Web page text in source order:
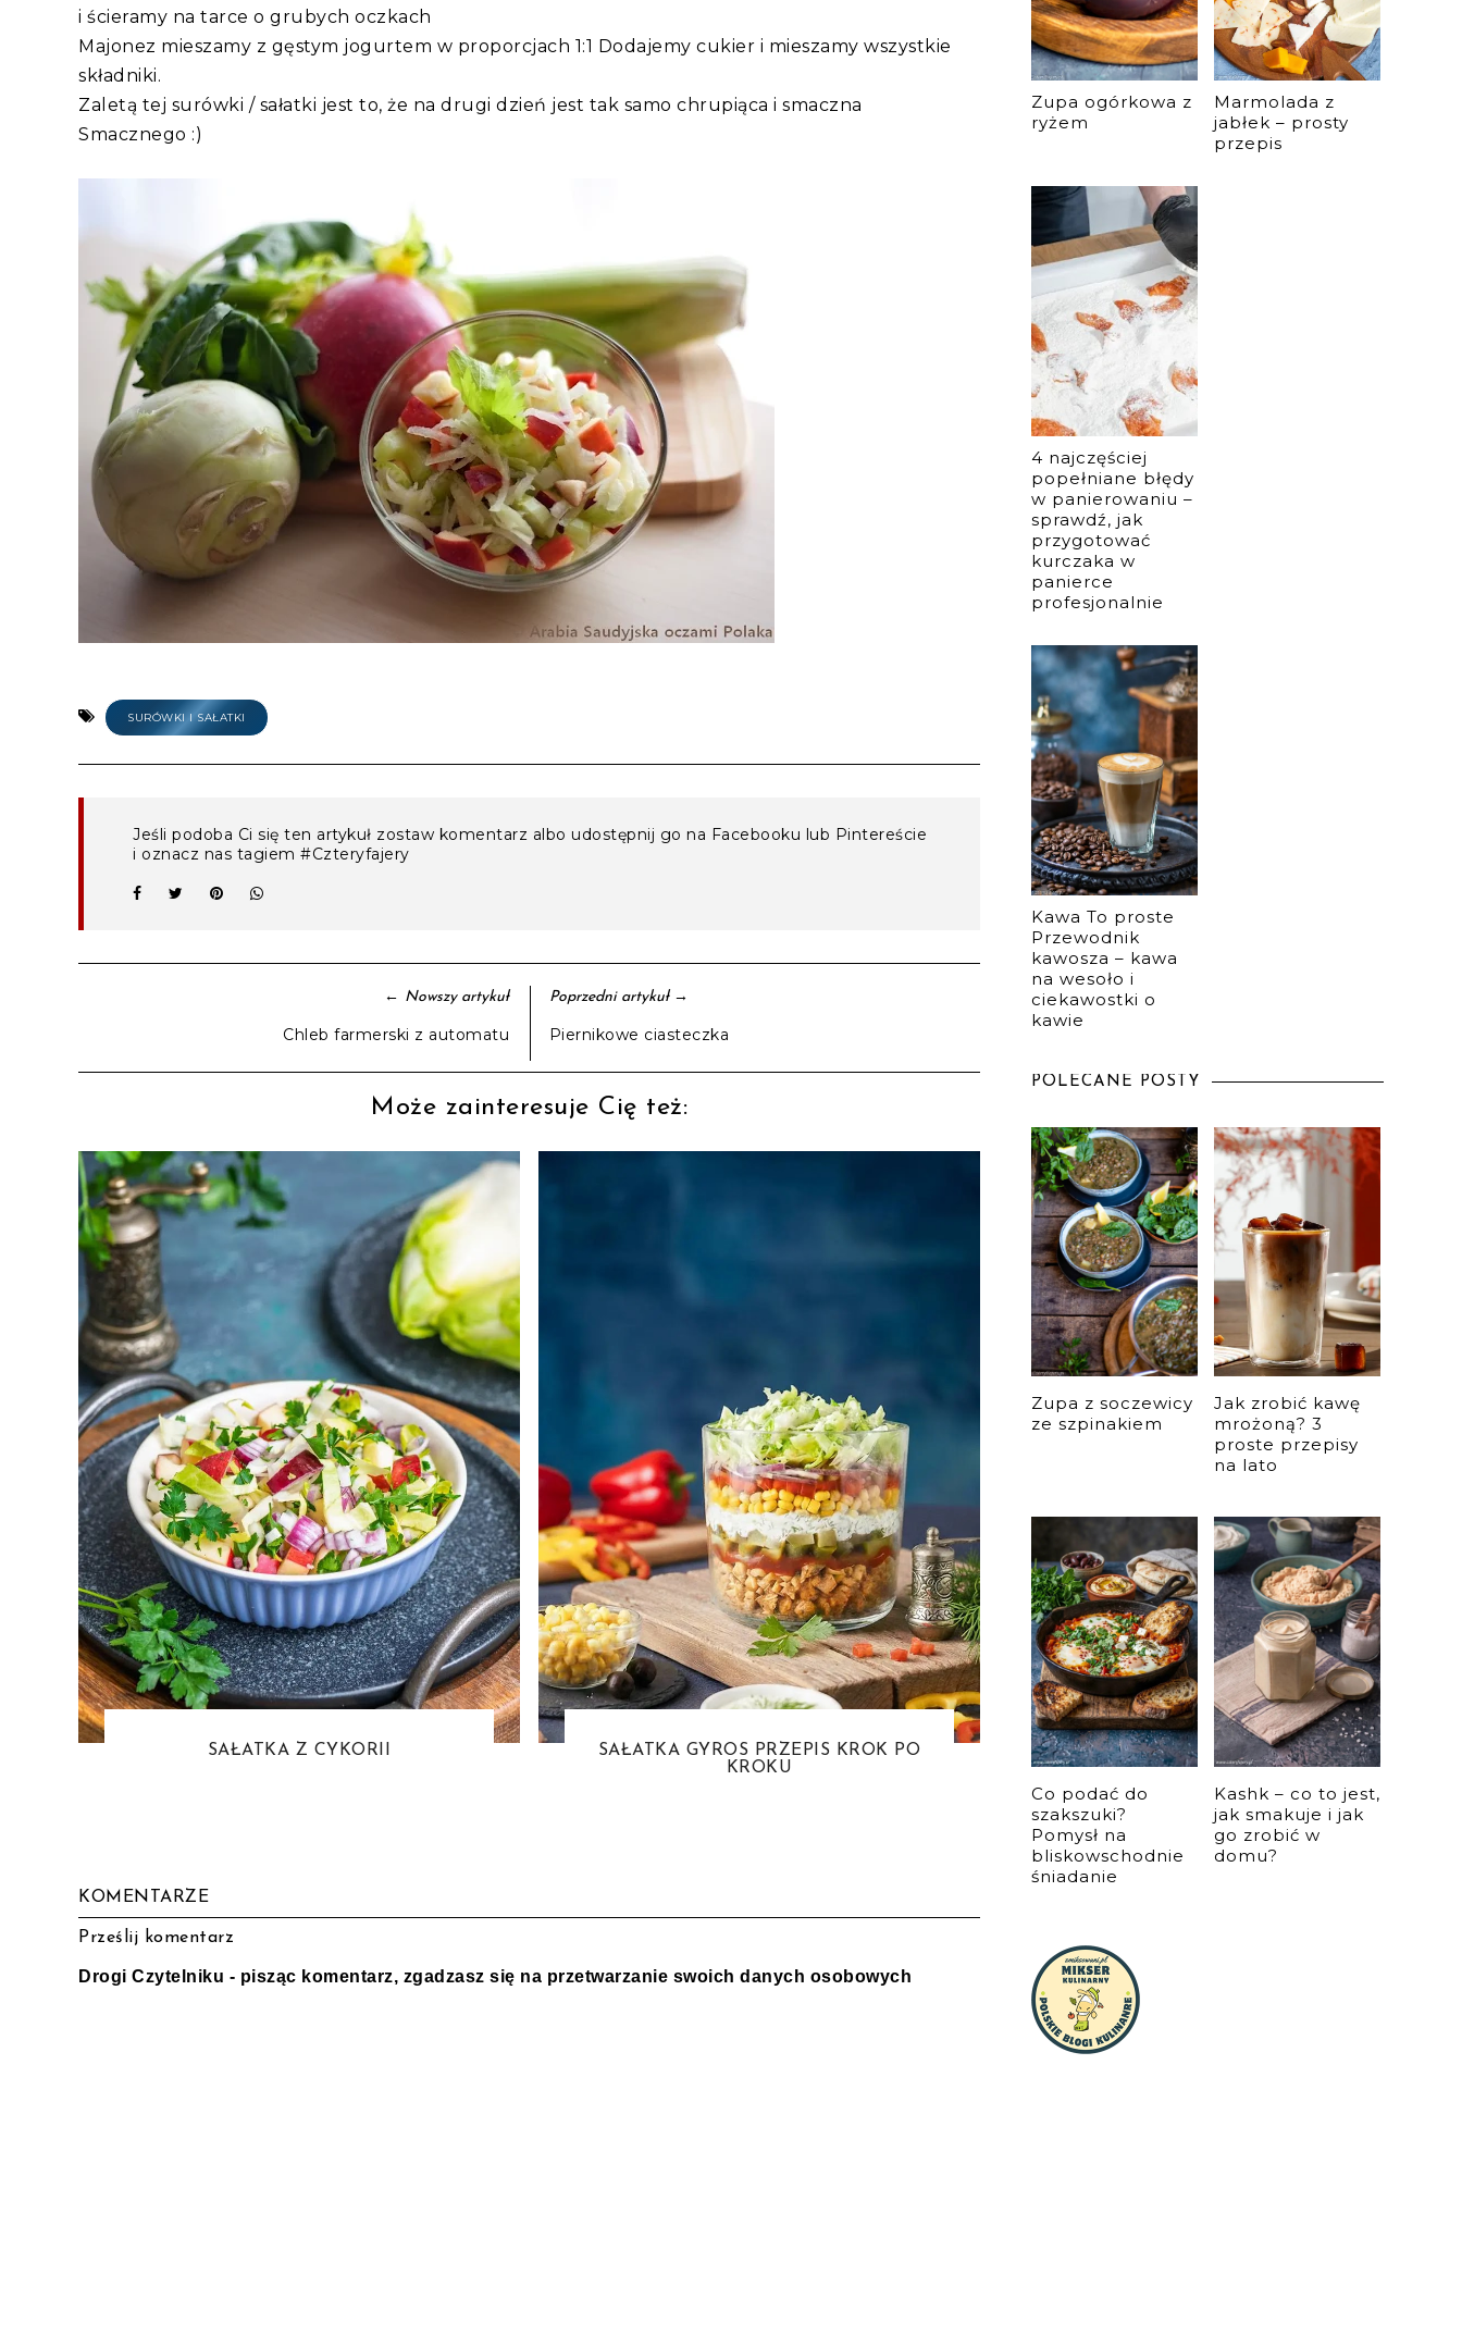
i ścieramy na tarce o grubych oczkach
Majonez mieszamy z gęstym jogurtem w proporcjach 1:1 Dodajemy cukier i mieszamy wszystkie
składniki.
Zaletą tej surówki / sałatki jest to, że na drugi dzień jest tak samo chrupiąca i smaczna
Smacznego :)
SURÓWKI I SAŁATKI
Jeśli podoba Ci się ten artykuł zostaw komentarz albo udostępnij go na Facebooku lub Pintereście
i oznacz nas tagiem #Czteryfajery
← Nowszy artykuł
Chleb farmerski z automatu
Poprzedni artykuł→
Piernikowe ciasteczka
Może zainteresuje Cię też:
SAŁATKA Z CYKORII
SAŁATKA GYROS PRZEPIS KROK PO
KROKU
KOMENTARZE
Prześlij komentarz
Drogi Czytelniku - pisząc komentarz, zgadzasz się na przetwarzanie swoich danych osobowych
Zupa ogórkowa z
ryżem
Marmolada z
jabłek – prosty
przepis
4 najczęściej
popełniane błędy
w panierowaniu –
sprawdź, jak
przygotować
kurczaka w
panierce
profesjonalnie
Kawa To proste
Przewodnik
kawosza – kawa
na wesoło i
ciekawostki o
kawie
POLECANE POSTY
Zupa z soczewicy
ze szpinakiem
Jak zrobić kawę
mrożoną? 3
proste przepisy
na lato
Co podać do
szakszuki?
Pomysł na
bliskowschodnie
śniadanie
Kashk – co to jest,
jak smakuje i jak
go zrobić w
domu?